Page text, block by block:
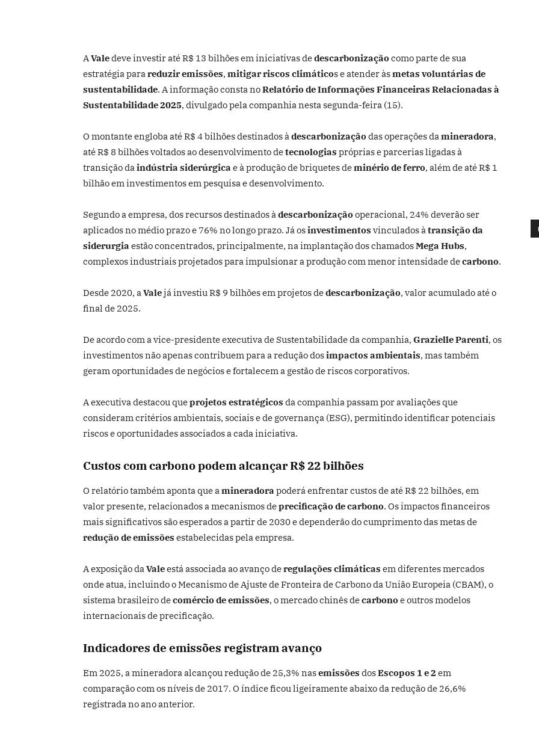
AValedeve investir até R$ 13 bilhões em iniciativas dedescarbonizaçãocomo parte de sua
estratégia parareduzir emissões, mitigar riscos climáticos e atender àsmetas voluntárias de
sustentabilidade. A informação consta noRelatório de Informações Financeiras Relacionadas à
Sustentabilidade2025, divulgado pela companhia nesta segunda-feira (15).
O montante engloba até R$ 4 bilhões destinados àdescarbonizaçãodas operações damineradora,
até R$ 8 bilhões voltados ao desenvolvimento detecnologias próprias e parcerias ligadas à
transição daindústria siderúrgica e à produção de briquetes deminério de ferro, além de até R$ 1
bilhão em investimentos em pesquisa e desenvolvimento.
Segundo a empresa, dos recursos destinados àdescarbonizaçãooperacional, 24% deverão ser
aplicados no médio prazo e 76% no longo prazo. Já osinvestimentos vinculados àtransição da
siderurgia estão concentrados, principalmente, na implantação dos chamadosMega Hubs,
complexos industriais projetados para impulsionar a produção com menor intensidade decarbono.
Desde 2020, aValejá investiu R$ 9 bilhões em projetos dedescarbonização, valor acumulado até o
final de 2025.
De acordo com a vice-presidente executiva de Sustentabilidade da companhia, Grazielle Parenti, os
investimentos não apenas contribuem para a redução dosimpactos ambientais, mas também
geram oportunidades de negócios e fortalecem a gestão de riscos corporativos.
A executiva destacou queprojetos estratégicos da companhia passam por avaliações que
consideram critérios ambientais, sociais e de governança (ESG), permitindo identificar potenciais
riscos e oportunidades associados a cada iniciativa.
Custos com carbono podem alcançar R$ 22 bilhões
O relatório também aponta que amineradora poderá enfrentar custos de até R$ 22 bilhões, em
valor presente, relacionados a mecanismos deprecificação de carbono. Os impactos financeiros
mais significativos são esperados a partir de 2030 e dependerão do cumprimento das metas de
redução de emissões estabelecidas pela empresa.
A exposição daValeestá associada ao avanço deregulações climáticas em diferentes mercados
onde atua, incluindo o Mecanismo de Ajuste de Fronteira de Carbono da União Europeia (CBAM), o
sistema brasileiro decomércio de emissões, o mercado chinês decarbonoe outros modelos
internacionais de precificação.
Indicadores de emissões registram avanço
Em 2025, a mineradora alcançou redução de 25,3% nasemissões dosEscopos 1 e 2 em
comparação com os níveis de 2017. O índice ficou ligeiramente abaixo da redução de 26,6%
registrada no ano anterior.